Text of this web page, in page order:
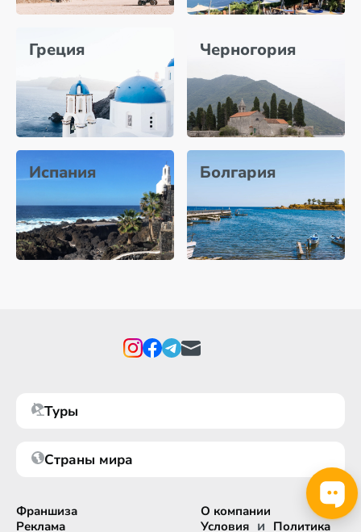
Греция Черногория
Испания Болгария
Туры
Страны мира
Франшиза
Реклама
О компании
Условия и Политика